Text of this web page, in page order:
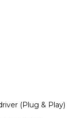
(Plug & Play)